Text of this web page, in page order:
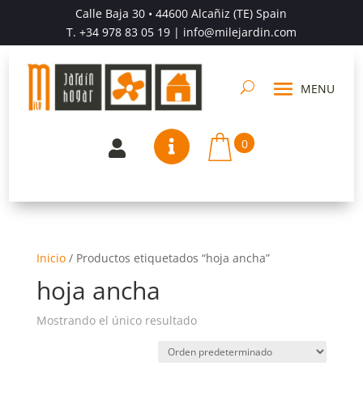
Calle Baja 30 • 44600 Alcañiz (TE) Spain
T. +34 978 83 05 19| info@milejardin.com
  0
Inicio/ Productos etiquetados “hoja ancha”
hoja ancha
Mostrando el único resultado